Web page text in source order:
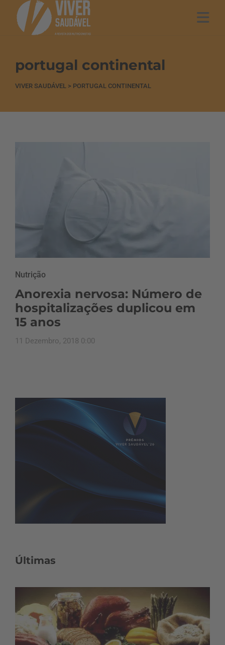
portugal continental
VIVER SAUDÁVEL > PORTUGAL CONTINENTAL
Nutrição
Anorexia nervosa: Número de
hospitalizações duplicou em
15 anos
11 Dezembro, 2018 0:00
Últimas